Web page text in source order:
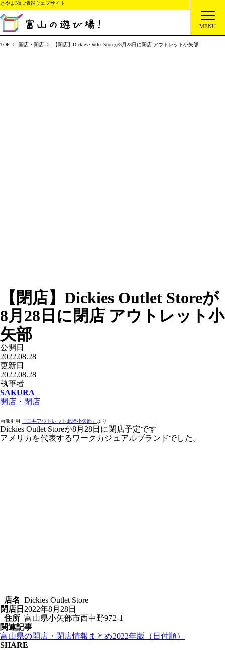
とやまNo.1情報ウェブサイト
MENU
TOP 開店・閉店 【閉店】Dickies Outlet Storeが8月28日に閉店 アウトレット小矢部
【閉店】Dickies Outlet Storeが
8月28日に閉店 アウトレット小
矢部
公開日
2022.08.28
更新日
2022.08.28
執筆者
SAKURA
開店・閉店
画像引用 「三井アウトレット北陸小矢部」 より
Dickies Outlet Storeが8月28日に閉店予定です
アメリカを代表するワークカジュアルブランドでした。
店名 Dickies Outlet Store
閉店日 2022年8月28日
住所 富山県小矢部市西中野972-1
関連記事
富山県の開店・閉店情報まとめ2022年版（日付順）
SHARE